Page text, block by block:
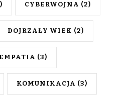
CYBERWOJNA (2)
DOJRZAŁY WIEK (2)
EMPATIA (3)
KOMUNIKACJA (3)